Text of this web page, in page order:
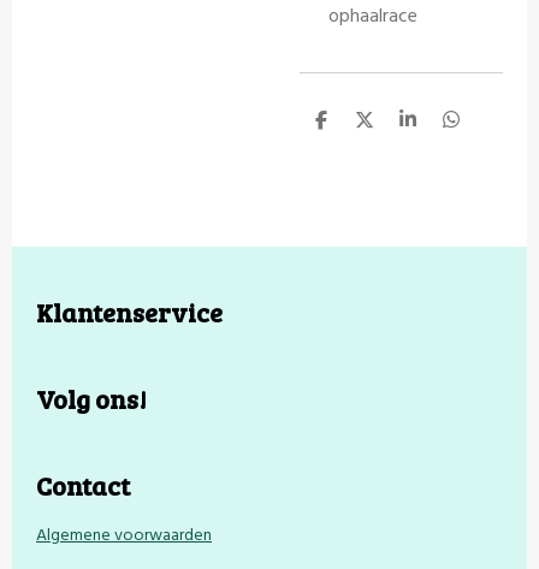
ophaalrace
D D S D
Klantenservice
Volg ons!
Contact
Algemene voorwaarden